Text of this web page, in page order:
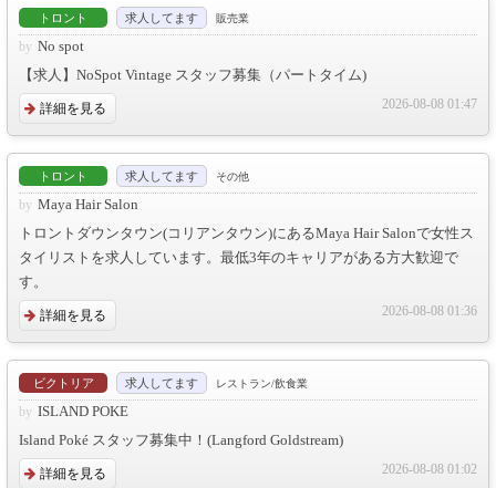
トロント 求人してます 販売業
No spot
【求人】NoSpot Vintage スタッフ募集（パートタイム)
詳細を見る 2026-08-08 01:47
トロント 求人してます その他
Maya Hair Salon
トロントダウンタウン(コリアンタウン)にあるMaya Hair Salonで女性ス
タイリストを求人しています。最低3年のキャリアがある方大歓迎で
す。
詳細を見る 2026-08-08 01:36
ビクトリア 求人してます レストラン/飲食業
ISLAND POKE
Island Poké スタッフ募集中！(Langford Goldstream)
詳細を見る 2026-08-08 01:02